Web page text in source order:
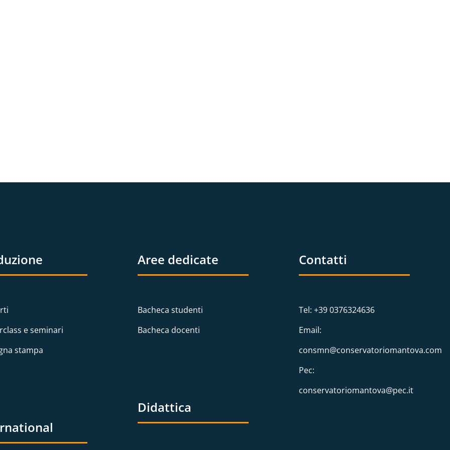
e seminari
stampa
Aree dedicate
Bacheca studenti
Bacheca docenti
Didattica
Contatti
Tel: +39 0376324636
Email:
consmn@conservatoriomantova.com
Pec:
conservatoriomantova@pec.it